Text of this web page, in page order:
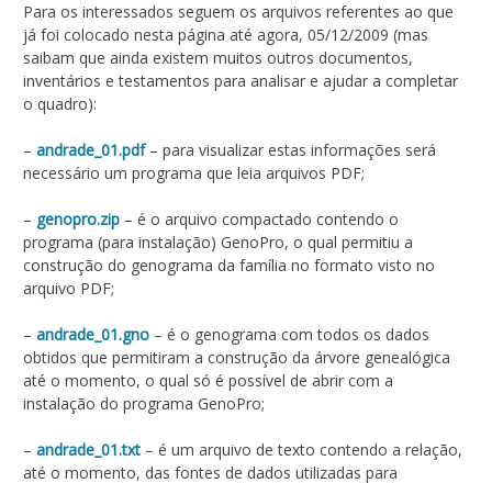
Para os interessados seguem os arquivos referentes ao que
já foi colocado nesta página até agora, 05/12/2009 (mas
saibam que ainda existem muitos outros documentos,
inventários e testamentos para analisar e ajudar a completar
o quadro):
– andrade_01.pdf– para visualizar estas informações será
necessário um programa que leia arquivos PDF;
– genopro.zip – é o arquivo compactado contendo o
programa (para instalação) GenoPro, o qual permitiu a
construção do genograma da família no formato visto no
arquivo PDF;
– andrade_01.gno – é o genograma com todos os dados
obtidos que permitiram a construção da árvore genealógica
até o momento, o qual só é possível de abrir com a
instalação do programa GenoPro;
– andrade_01.txt – é um arquivo de texto contendo a relação,
até o momento, das fontes de dados utilizadas para